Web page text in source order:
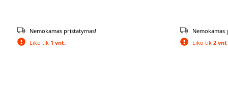
Liko tik 1 vnt.
Nemokamas pristatymas!
Liko tik 2 vnt.
Nemokamas